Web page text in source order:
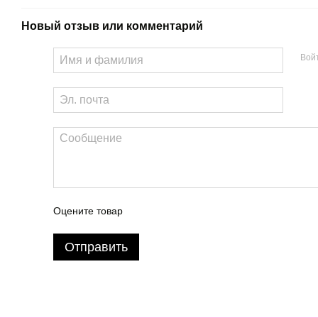
Новый отзыв или комментарий
Оцените товар
Отправить